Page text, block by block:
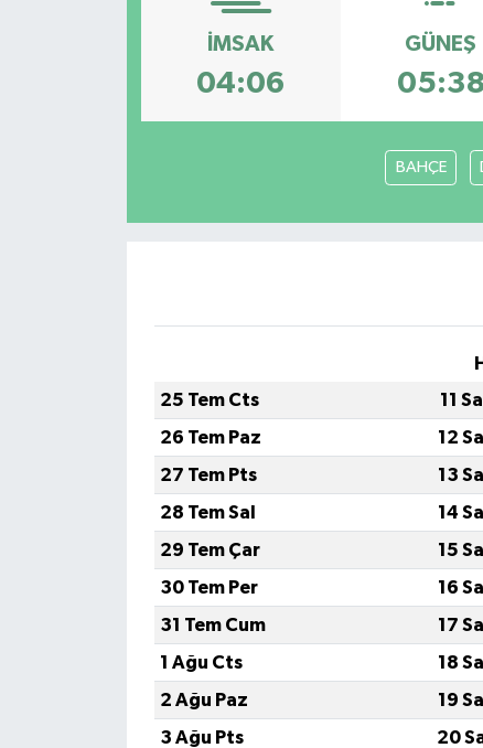
İMSAK
04:06
GÜNEŞ
05:38
BAHÇE
25 Tem Cts
11
26 Tem Paz
12
27 Tem Pts
13
28 Tem Sal
14
29 Tem Çar
15
30 Tem Per
16
31 Tem Cum
17
1 Ağu Cts
18
2 Ağu Paz
19
3 Ağu Pts
20
Video Haber
Yeme-İçme